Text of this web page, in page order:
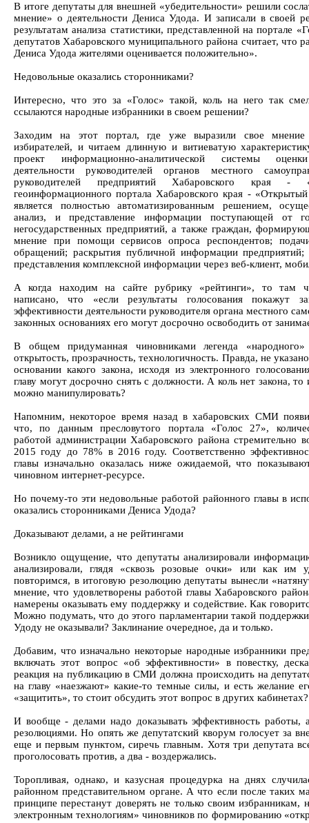
В итоге депутаты для внешней «убедительности» решили
мнение» о деятельности Дениса Удода. И записали в своей
результатам анализа статистики, представленной на портале
депутатов Хабаровского муниципального района считает, что
Дениса Удода жителями оценивается положительно».
Недовольные оказались сторонниками?
Интересно, что это за «Голос» такой, коль на него так
ссылаются народные избранники в своем решении?
Заходим на этот портал, где уже выразили свое
избирателей, и читаем длинную и витиеватую
проект информационно-аналитической системы
деятельности руководителей органов местного
руководителей предприятий Хабаровского края
геоинформационного портала Хабаровского края -
является полностью автоматизированным решением,
анализ, и представление информации поступающей от
негосударственных предприятий, а также граждан,
мнение при помощи сервисов опроса респондентов;
обращений; раскрытия публичной информации предприятий;
представления комплексной информации через веб-клиент,
А когда находим на сайте рубрику «рейтинги», то там
написано, что «если результаты голосования покажут
эффективности деятельности руководителя органа местного
законных основаниях его могут досрочно освободить от
В общем придуманная чиновниками легенда
открытость, прозрачность, технологичность. Правда, не
основании какого закона, исходя из электронного
главу могут досрочно снять с должности. А коль нет закона,
можно манипулировать?
Напомним, некоторое время назад в хабаровских СМИ
что, по данным пресловутого портала «Голос 27»,
работой администрации Хабаровского района стремительно
2015 году до 78% в 2016 году. Соответственно
главы изначально оказалась ниже ожидаемой, что
чиновном интернет-ресурсе.
Но почему-то эти недовольные работой районного главы в
оказались сторонниками Дениса Удода?
Доказывают делами, а не рейтингами
Возникло ощущение, что депутаты анализировали
анализировали, глядя «сквозь розовые очки» или как
повторимся, в итоговую резолюцию депутаты вынесли
мнение, что удовлетворены работой главы Хабаровского
намерены оказывать ему поддержку и содействие. Как
Можно подумать, что до этого парламентарии такой
Удоду не оказывали? Заклинание очередное, да и только.
Добавим, что изначально некоторые народные избранники
включать этот вопрос «об эффективности» в повестку,
реакция на публикацию в СМИ должна происходить на
на главу «наезжают» какие-то темные силы, и есть желание
«защитить», то стоит обсудить этот вопрос в других кабинетах?
И вообще - делами надо доказывать эффективность работы,
резолюциями. Но опять же депутатский кворум голосует за
еще и первым пунктом, сиречь главным. Хотя три депутата
проголосовать против, а два - воздержались.
Торопливая, однако, и казусная процедурка на днях
районном представительном органе. А что если после таких
принципе перестанут доверять не только своим
электронным технологиям» чиновников по формированию